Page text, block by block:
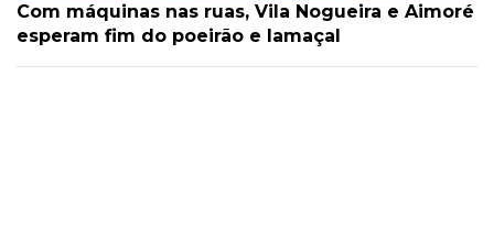
Com máquinas nas ruas, Vila Nogueira e Aimoré
esperam fim do poeirão e lamaçal